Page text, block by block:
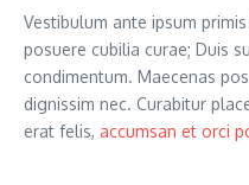
Vestibulum ante ipsum
posuere cubilia curae; Duis
condimentum. Maecenas
dignissim nec. Curabitur
erat felis, accumsan et orci